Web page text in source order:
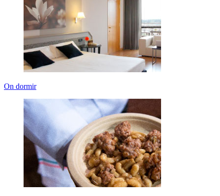
On dormir